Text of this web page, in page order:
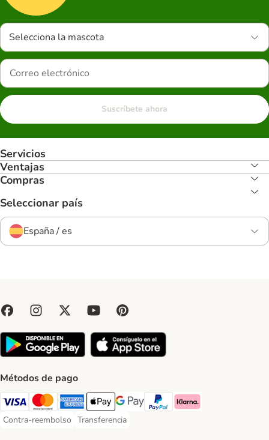
Selecciona la mascota
Suscríbete ahora
Servicios
Ventajas
Compras
Seleccionar país
España / es
Métodos de pago
Visa Payment Method
Mastercard Payment Method
American Express Payment Method
Apple Pay Payment Method
Google Pay Payment Method
PayPal Payment Method
Klarna Payment Method
Contra-reembolso
Contra-reembolso Payment Method
Transferencia
Transferencia Payment Method